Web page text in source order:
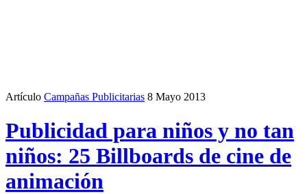
Artículo Campañas Publicitarias 8 Mayo 2013
Publicidad para niños y no tan
niños: 25 Billboards de cine de
animación